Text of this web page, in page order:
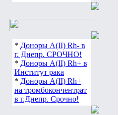
* Доноры А(ІІ) Rh- в
г. Днепр. СРОЧНО!
* Доноры А(ІІ) Rh+ в
Институт рака
* Доноры А(ІІ) Rh+
на тромбокончентрат
в г.Днепр. Срочно!